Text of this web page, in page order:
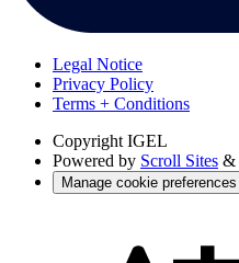
Legal Notice
Privacy Policy
Terms + Conditions
Copyright IGEL
Powered by Scroll Sites &
Manage cookie preferences